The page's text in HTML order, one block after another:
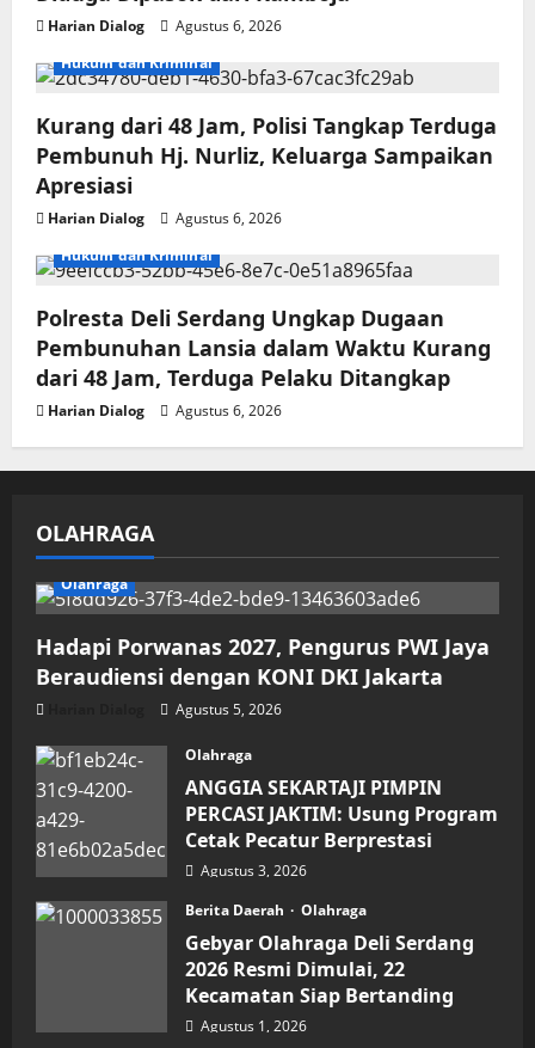
Harian Dialog
Agustus 6, 2026
Hukum dan Kriminal
Kurang dari 48 Jam, Polisi Tangkap Terduga
Pembunuh Hj. Nurliz, Keluarga Sampaikan
Apresiasi
Harian Dialog
Agustus 6, 2026
Hukum dan Kriminal
Polresta Deli Serdang Ungkap Dugaan
Pembunuhan Lansia dalam Waktu Kurang
dari 48 Jam, Terduga Pelaku Ditangkap
Harian Dialog Agustus 6, 2026
OLAHRAGA
Olahraga
Hadapi Porwanas 2027, Pengurus PWI Jaya
Beraudiensi dengan KONI DKI Jakarta
Agustus 5, 2026
Olahraga
ANGGIA SEKARTAJI PIMPIN
PERCASI JAKTIM: Usung Program
Cetak Pecatur Berprestasi
Agustus 3, 2026
Berita Daerah
Olahraga
Gebyar Olahraga Deli Serdang
2026 Resmi Dimulai, 22
Kecamatan Siap Bertanding
Agustus 1, 2026